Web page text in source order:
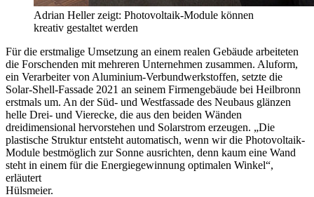
Adrian Heller zeigt: Photovoltaik-Module können
kreativ gestaltet werden
Für die erstmalige Umsetzung an einem realen Gebäude arbeiteten
die Forschenden mit mehreren Unternehmen zusammen. Aluform,
ein Verarbeiter von Aluminium-Verbundwerkstoffen, setzte die
Solar-Shell-Fassade 2021 an seinem Firmengebäude bei Heilbronn
erstmals um. An der Süd- und Westfassade des Neubaus glänzen
helle Drei- und Vierecke, die aus den beiden Wänden
dreidimensional hervorstehen und Solarstrom erzeugen. „Die
plastische Struktur entsteht automatisch, wenn wir die Photovoltaik-
Module bestmöglich zur Sonne ausrichten, denn kaum eine Wand
steht in einem für die Energiegewinnung optimalen Winkel“,
erläutert
Hülsmeier.